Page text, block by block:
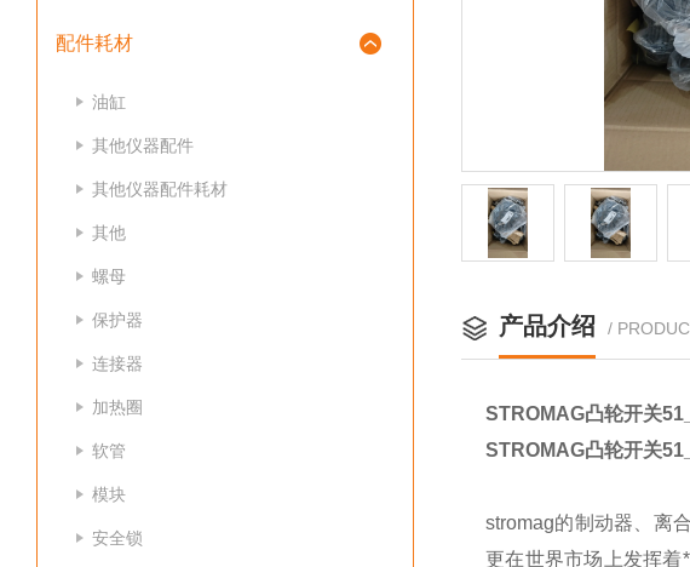
配件耗材
油缸
其他仪器配件
其他仪器配件耗材
其他
螺母
保护器
连接器
加热圈
软管
模块
安全锁
产品介绍 /
STROMAG凸轮开关
STROMAG凸轮开关
stromag的制动器、离
更在世界市场上发挥着